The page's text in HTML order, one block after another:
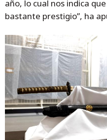
año, lo cual nos indica
bastante prestigio”, ha